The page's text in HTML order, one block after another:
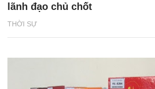
THỜI SỰ
lãnh đạo chủ chốt